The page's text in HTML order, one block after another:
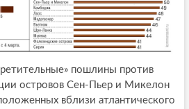
пошлины против
островов Сен-Пьер и Микелон
вблизи атлантического